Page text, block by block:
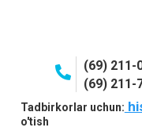
(69) 211-
(69) 211-
Tadbirkorlar uchun:
o'tish